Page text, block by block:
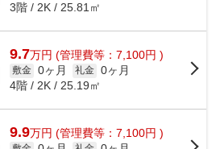
3階 / 2K / 25.81㎡
9.7万円 (管理費等：7,100円 )
敷金 0ヶ月 礼金 0ヶ月
4階 / 2K / 25.19㎡
9.9万円 (管理費等：7,100円 )